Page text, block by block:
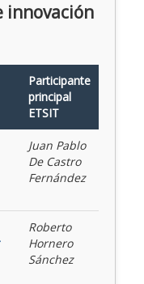
innovación
Participante
principal
ETSIT
Juan Pablo
De Castro
Fernández
Roberto
Hornero
Sánchez